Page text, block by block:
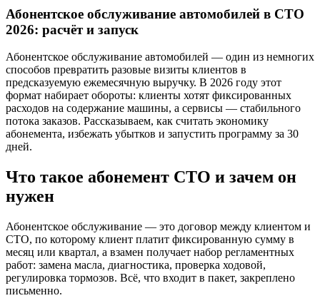
Абонентское обслуживание автомобилей в СТО
2026: расчёт и запуск
Абонентское обслуживание автомобилей — один из немногих
способов превратить разовые визиты клиентов в
предсказуемую ежемесячную выручку. В 2026 году этот
формат набирает обороты: клиенты хотят фиксированных
расходов на содержание машины, а сервисы — стабильного
потока заказов. Рассказываем, как считать экономику
абонемента, избежать убытков и запустить программу за 30
дней.
Что такое абонемент СТО и зачем он
нужен
Абонентское обслуживание — это договор между клиентом и
СТО, по которому клиент платит фиксированную сумму в
месяц или квартал, а взамен получает набор регламентных
работ: замена масла, диагностика, проверка ходовой,
регулировка тормозов. Всё, что входит в пакет, закреплено
письменно.